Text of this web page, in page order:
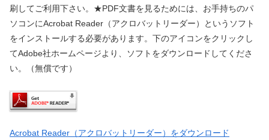
刷してご利用下さい。★PDF文書を見るためには、お手持ちのパ
ソコンにAcrobat Reader（アクロバットリーダー）というソフト
をインストールする必要があります。下のアイコンをクリックし
てAdobe社ホームページより、ソフトをダウンロードしてくださ
い。（無償です）
Acrobat Reader（アクロバットリーダー）をダウンロード